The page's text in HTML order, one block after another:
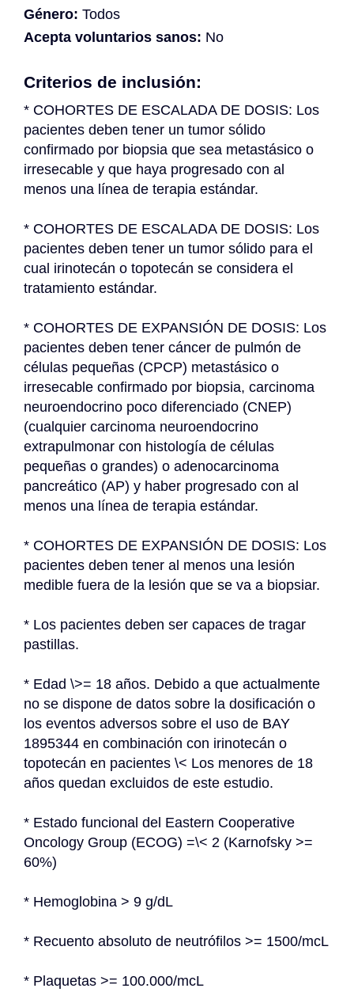
Género: Todos
Acepta voluntarios sanos: No
Criterios de inclusión:
* COHORTES DE ESCALADA DE DOSIS: Los
pacientes deben tener un tumor sólido
confirmado por biopsia que sea metastásico o
irresecable y que haya progresado con al
menos una línea de terapia estándar.
* COHORTES DE ESCALADA DE DOSIS: Los
pacientes deben tener un tumor sólido para el
cual irinotecán o topotecán se considera el
tratamiento estándar.
* COHORTES DE EXPANSIÓN DE DOSIS: Los
pacientes deben tener cáncer de pulmón de
células pequeñas (CPCP) metastásico o
irresecable confirmado por biopsia, carcinoma
neuroendocrino poco diferenciado (CNEP)
(cualquier carcinoma neuroendocrino
extrapulmonar con histología de células
pequeñas o grandes) o adenocarcinoma
pancreático (AP) y haber progresado con al
menos una línea de terapia estándar.
* COHORTES DE EXPANSIÓN DE DOSIS: Los
pacientes deben tener al menos una lesión
medible fuera de la lesión que se va a biopsiar.
* Los pacientes deben ser capaces de tragar
pastillas.
* Edad \>= 18 años. Debido a que actualmente
no se dispone de datos sobre la dosificación o
los eventos adversos sobre el uso de BAY
1895344 en combinación con irinotecán o
topotecán en pacientes \< Los menores de 18
años quedan excluidos de este estudio.
* Estado funcional del Eastern Cooperative
Oncology Group (ECOG) =\< 2 (Karnofsky >=
60%)
* Hemoglobina > 9 g/dL
* Recuento absoluto de neutrófilos >= 1500/mcL
* Plaquetas >= 100.000/mcL